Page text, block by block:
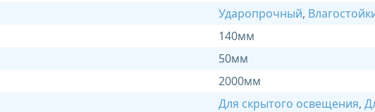
Ударопрочный,
140мм
50мм
2000мм
Для скрытого освещения,